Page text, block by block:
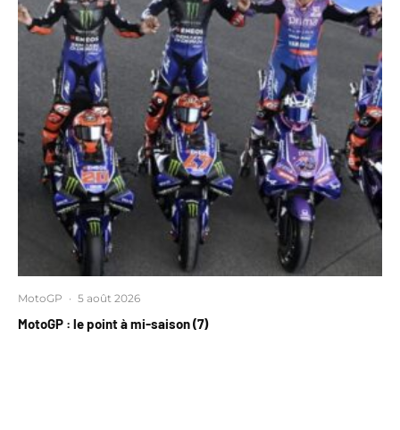
MotoGP · 5 août 2026
MotoGP : le point à mi-saison (7)